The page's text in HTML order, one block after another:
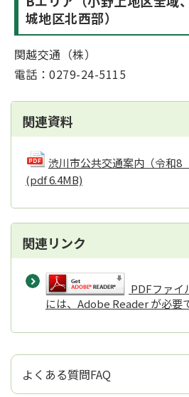
城地区北西部）
関越交通（株）
電話：0279-24-5115
関連資料
渋川市公共交通案内（令和8
(pdf 6.4MB)
関連リンク
PDFファイ
には、Adobe Reader が必要
よくある質問FAQ